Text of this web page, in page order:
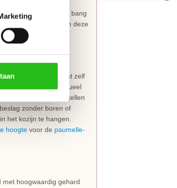
hoef je niet bang
is zo zeker van deze
insteekslot
. Je kiest zelf
de deurkruk en eventueel
mee te bestellen
zonder boren of
het kozijn te hangen.
hoogte voor de paumelle-
hoogwaardig gehard